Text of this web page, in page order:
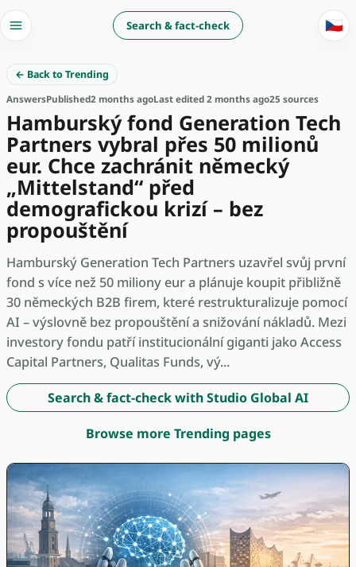
Search & fact-check 🇨🇿
← Back to Trending
AnswersPublished2 months agoLast edited 2 months ago25 sources
Hamburský fond Generation Tech
Partners vybral přes 50 milionů
eur. Chce zachránit německý
„Mittelstand“ před
demografickou krizí – bez
propouštění
Hamburský Generation Tech Partners uzavřel svůj první
fond s více než 50 miliony eur a plánuje koupit přibližně
30 německých B2B firem, které restrukturalizuje pomocí
AI – výslovně bez propouštění a snižování nákladů. Mezi
investory fondu patří institucionální giganti jako Access
Capital Partners, Qualitas Funds, vý...
Search & fact-check with Studio Global AI
Browse more Trending pages